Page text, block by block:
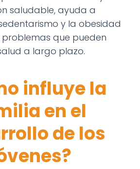
saludable, ayuda a
y la obesidad
problemas que pueden
a largo plazo.
influye la
en el
de los